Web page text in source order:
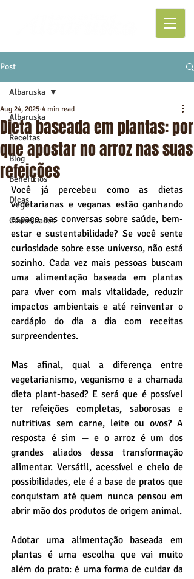
Post
Albaruska
Receitas
Blog
Benefícios
Dicas
Curiosidades
Albaruska
Dieta baseada em plantas: por
que apostar no arroz nas suas
refeições
Aug 24, 2025 4 min read
Você já percebeu como as dietas
vegetarianas e veganas estão ganhando
espaço nas conversas sobre saúde, bem-
estar e sustentabilidade? Se você sente
curiosidade sobre esse universo, não está
sozinho. Cada vez mais pessoas buscam
uma alimentação baseada em plantas
para viver com mais vitalidade, reduzir
impactos ambientais e até reinventar o
cardápio do dia a dia com receitas
surpreendentes.
Mas afinal, qual a diferença entre
vegetarianismo, veganismo e a chamada
dieta plant-based? E será que é possível
ter refeições completas, saborosas e
nutritivas sem carne, leite ou ovos? A
resposta é sim — e o arroz é um dos
grandes aliados dessa transformação
alimentar. Versátil, acessível e cheio de
possibilidades, ele é a base de pratos que
conquistam até quem nunca pensou em
abrir mão dos produtos de origem animal.
Adotar uma alimentação baseada em
plantas é uma escolha que vai muito
além do prato: é uma forma de cuidar da